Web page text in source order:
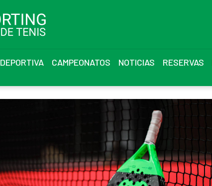
DEPORTIVA CAMPEONATOS NOTICIAS RESERVAS